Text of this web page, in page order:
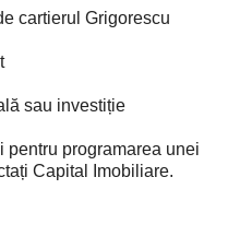
cartierul Grigorescu
sau investiție
pentru programarea unei
Capital Imobiliare.